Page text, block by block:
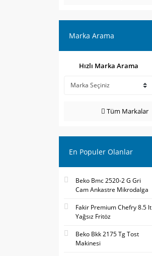
Marka Arama
Hızlı Marka Arama
Tüm Markalar
En Populer Olanlar
Beko Bmc 2520-2 G Gri
Cam Ankastre Mikrodalga
Fakir Premium Chefry 8.5 lt
Yağsız Fritöz
Beko Bkk 2175 Tg Tost
Makinesi